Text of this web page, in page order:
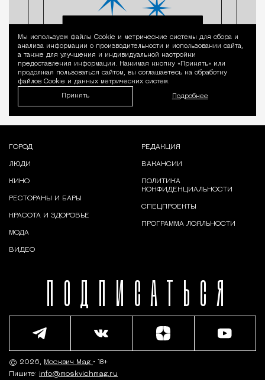
Уведомление
Мы используем файлы Сookie и метрические системы для сбора и
анализа информации о производительности и использовании сайта,
а также для улучшения и индивидуальной настройки
предоставления информации. Нажимая кнопку «Принять» или
продолжая пользоваться сайтом, вы соглашаетесь на обработку
файлов Cookie и данных метрических систем.
Принять Подробнее
ПОДПИСАТЬСЯ
ГОРОД
ЛЮДИ
КИНО
РЕСТОРАНЫ И БАРЫ
КРАСОТА И ЗДОРОВЬЕ
МОДА
ВИДЕО
РЕДАКЦИЯ
ВАКАНСИИ
ПОЛИТИКА
КОНФИДЕНЦИАЛЬНОСТИ
СПЕЦПРОЕКТЫ
ПРОГРАММА ЛОЯЛЬНОСТИ
© 2026, Москвич Mag • 18+
Пишите: info@moskvichmag.ru